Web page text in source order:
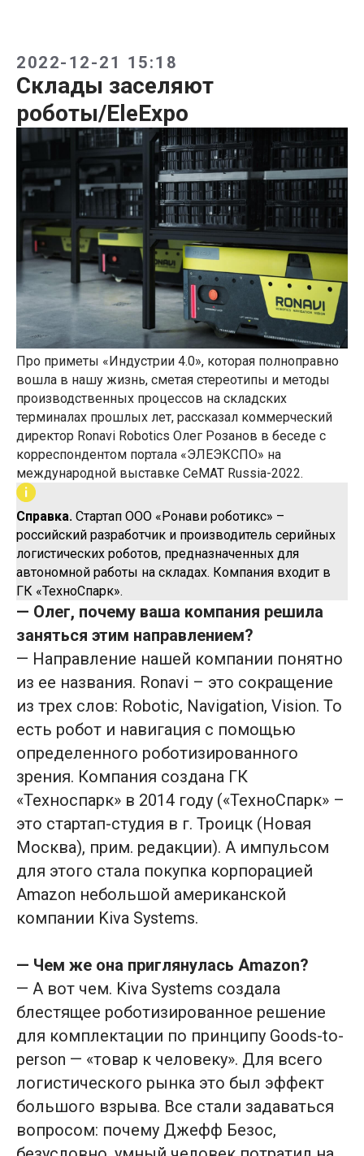
2022-12-21 15:18
Склады заселяют
роботы/EleExpo
Про приметы «Индустрии 4.0», которая полноправно
вошла в нашу жизнь, сметая стереотипы и методы
производственных процессов на складских
терминалах прошлых лет, рассказал коммерческий
директор Ronavi Robotics Олег Розанов в беседе с
корреспондентом портала «ЭЛЕЭКСПО» на
международной выставке СеMAT Russia-2022.
Справка. Стартап ООО «Ронави роботикс» –
российский разработчик и производитель серийных
логистических роботов, предназначенных для
автономной работы на складах. Компания входит в
ГК «ТехноСпарк».
— Олег, почему ваша компания решила
заняться этим направлением?
— Направление нашей компании понятно
из ее названия. Ronavi – это сокращение
из трех слов: Robotic, Navigation, Vision. То
есть робот и навигация с помощью
определенного роботизированного
зрения. Компания создана ГК
«Техноспарк» в 2014 году («ТехноСпарк» –
это стартап-студия в г. Троицк (Новая
Москва), прим. редакции). А импульсом
для этого стала покупка корпорацией
Amazon небольшой американской
компании Kiva Systems.
— Чем же она приглянулась Amazon?
— А вот чем. Kiva Systems создала
блестящее роботизированное решение
для комплектации по принципу Goods-to-
person — «товар к человеку». Для всего
логистического рынка это был эффект
большого взрыва. Все стали задаваться
вопросом: почему Джефф Безос,